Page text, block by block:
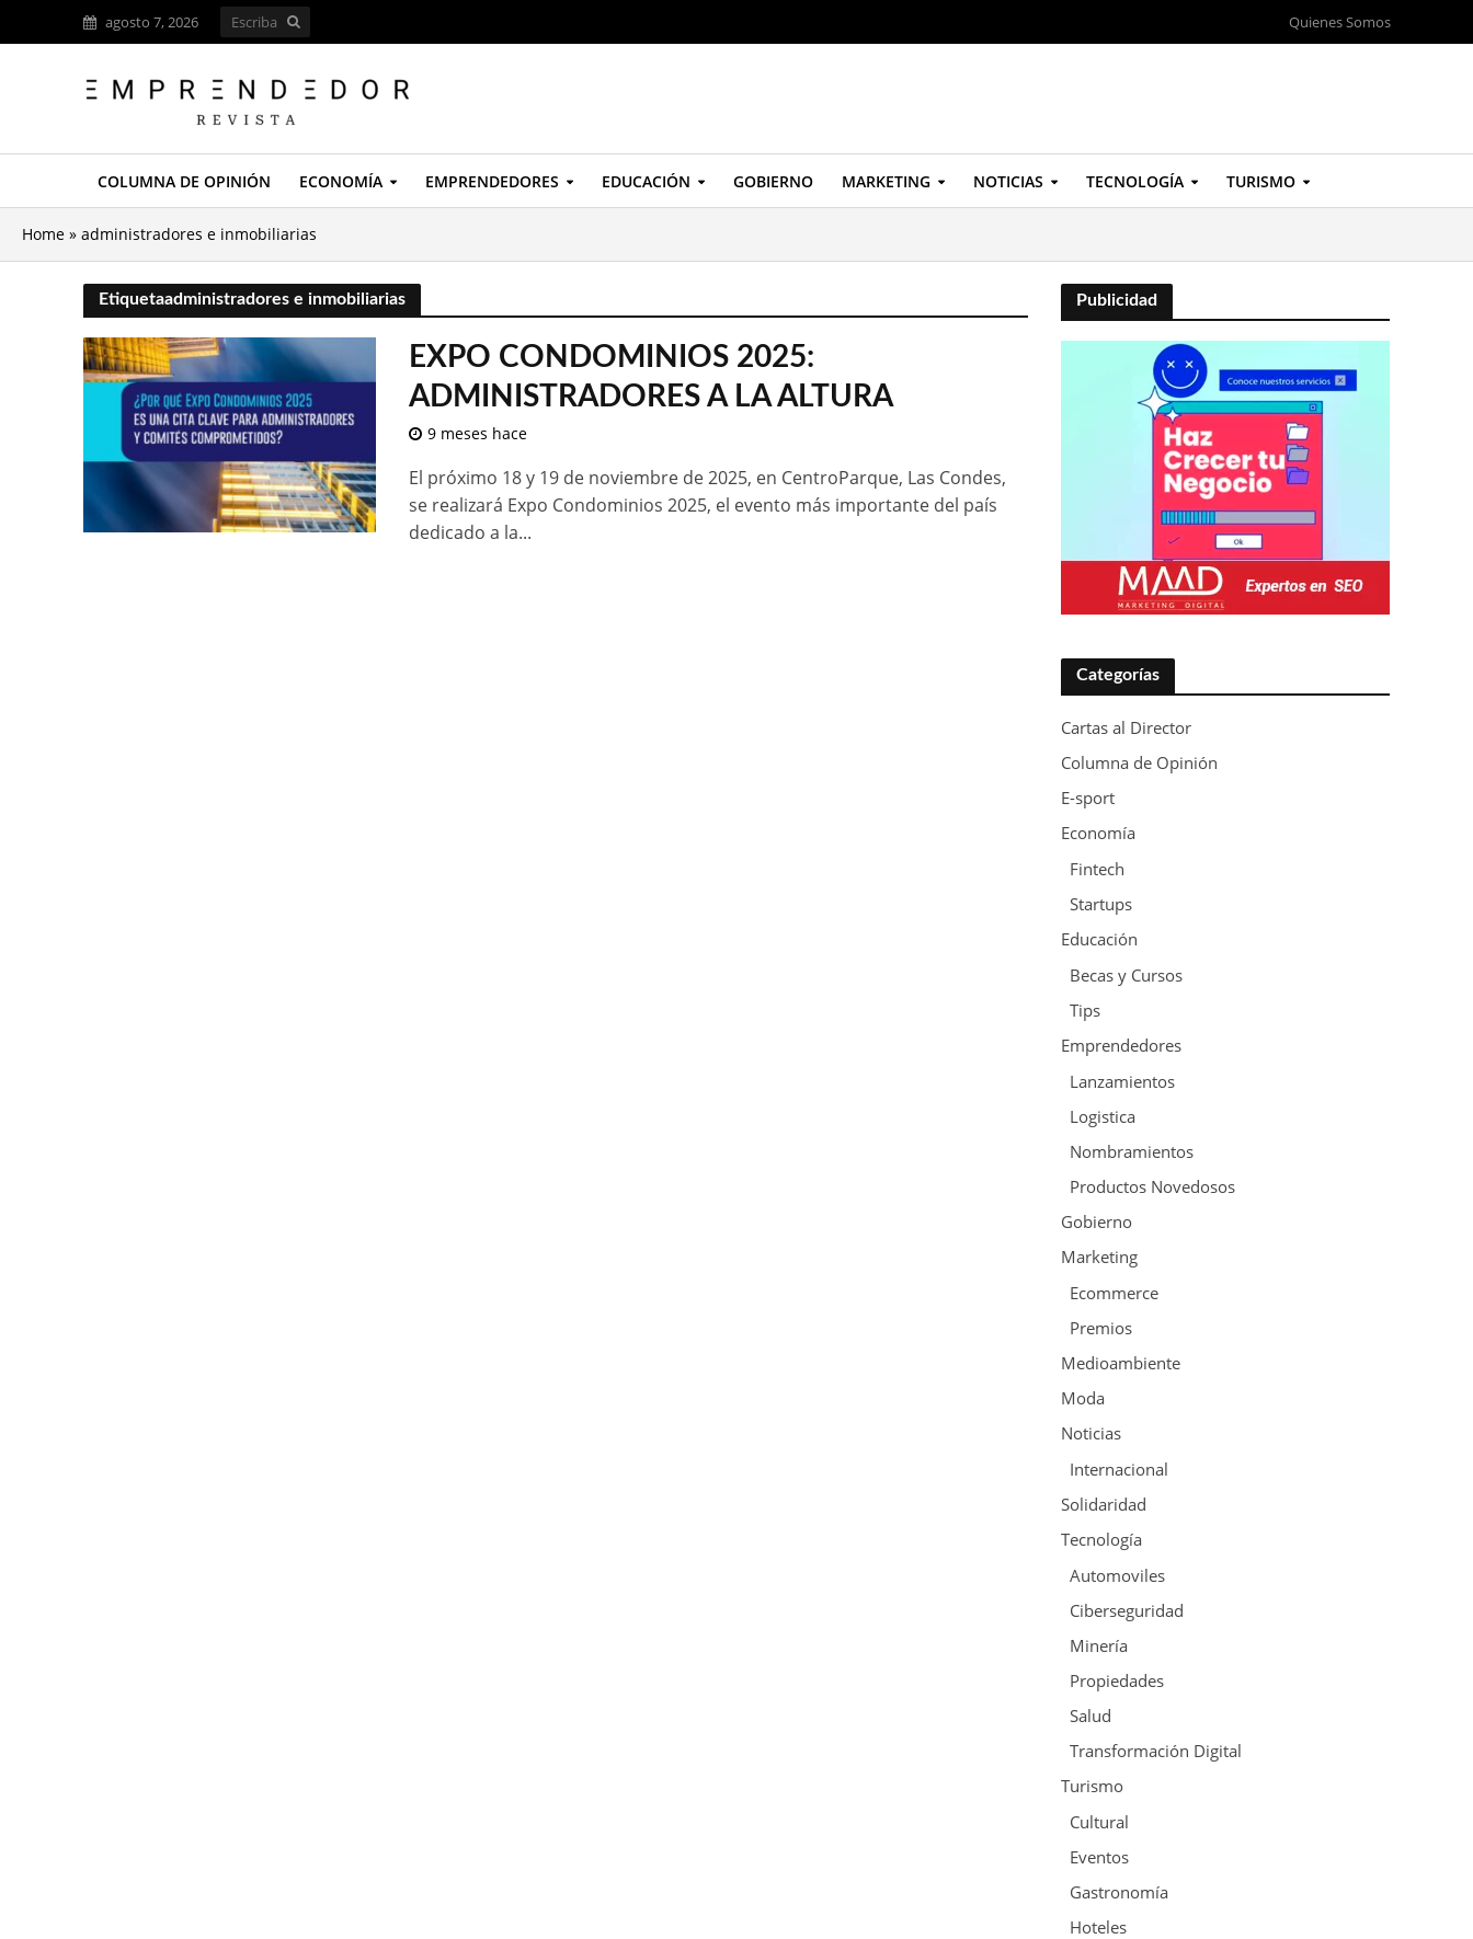
agosto 7, 2026 Quienes Somos
COLUMNA DE OPINIÓN ECONOMÍA EMPRENDEDORES EDUCACIÓN GOBIERNO MARKETING NOTICIAS TECNOLOGÍA TURISMO
Home » administradores e inmobiliarias
Etiquetaadministradores e inmobiliarias
EXPO CONDOMINIOS 2025:
ADMINISTRADORES A LA ALTURA
9 meses hace
El próximo 18 y 19 de noviembre de 2025, en CentroParque, Las Condes,
se realizará Expo Condominios 2025, el evento más importante del país
dedicado a la...
Publicidad
Categorías
Cartas al Director
Columna de Opinión
E-sport
Economía
Fintech
Startups
Educación
Becas y Cursos
Tips
Emprendedores
Lanzamientos
Logistica
Nombramientos
Productos Novedosos
Gobierno
Marketing
Ecommerce
Premios
Medioambiente
Moda
Noticias
Internacional
Solidaridad
Tecnología
Automoviles
Ciberseguridad
Minería
Propiedades
Salud
Transformación Digital
Turismo
Cultural
Eventos
Gastronomía
Hoteles